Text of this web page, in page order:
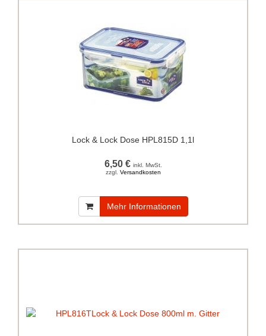
Lock & Lock Dose HPL815D 1,1l
6,50 € inkl. MwSt.
zzgl. Versandkosten
Mehr Informationen